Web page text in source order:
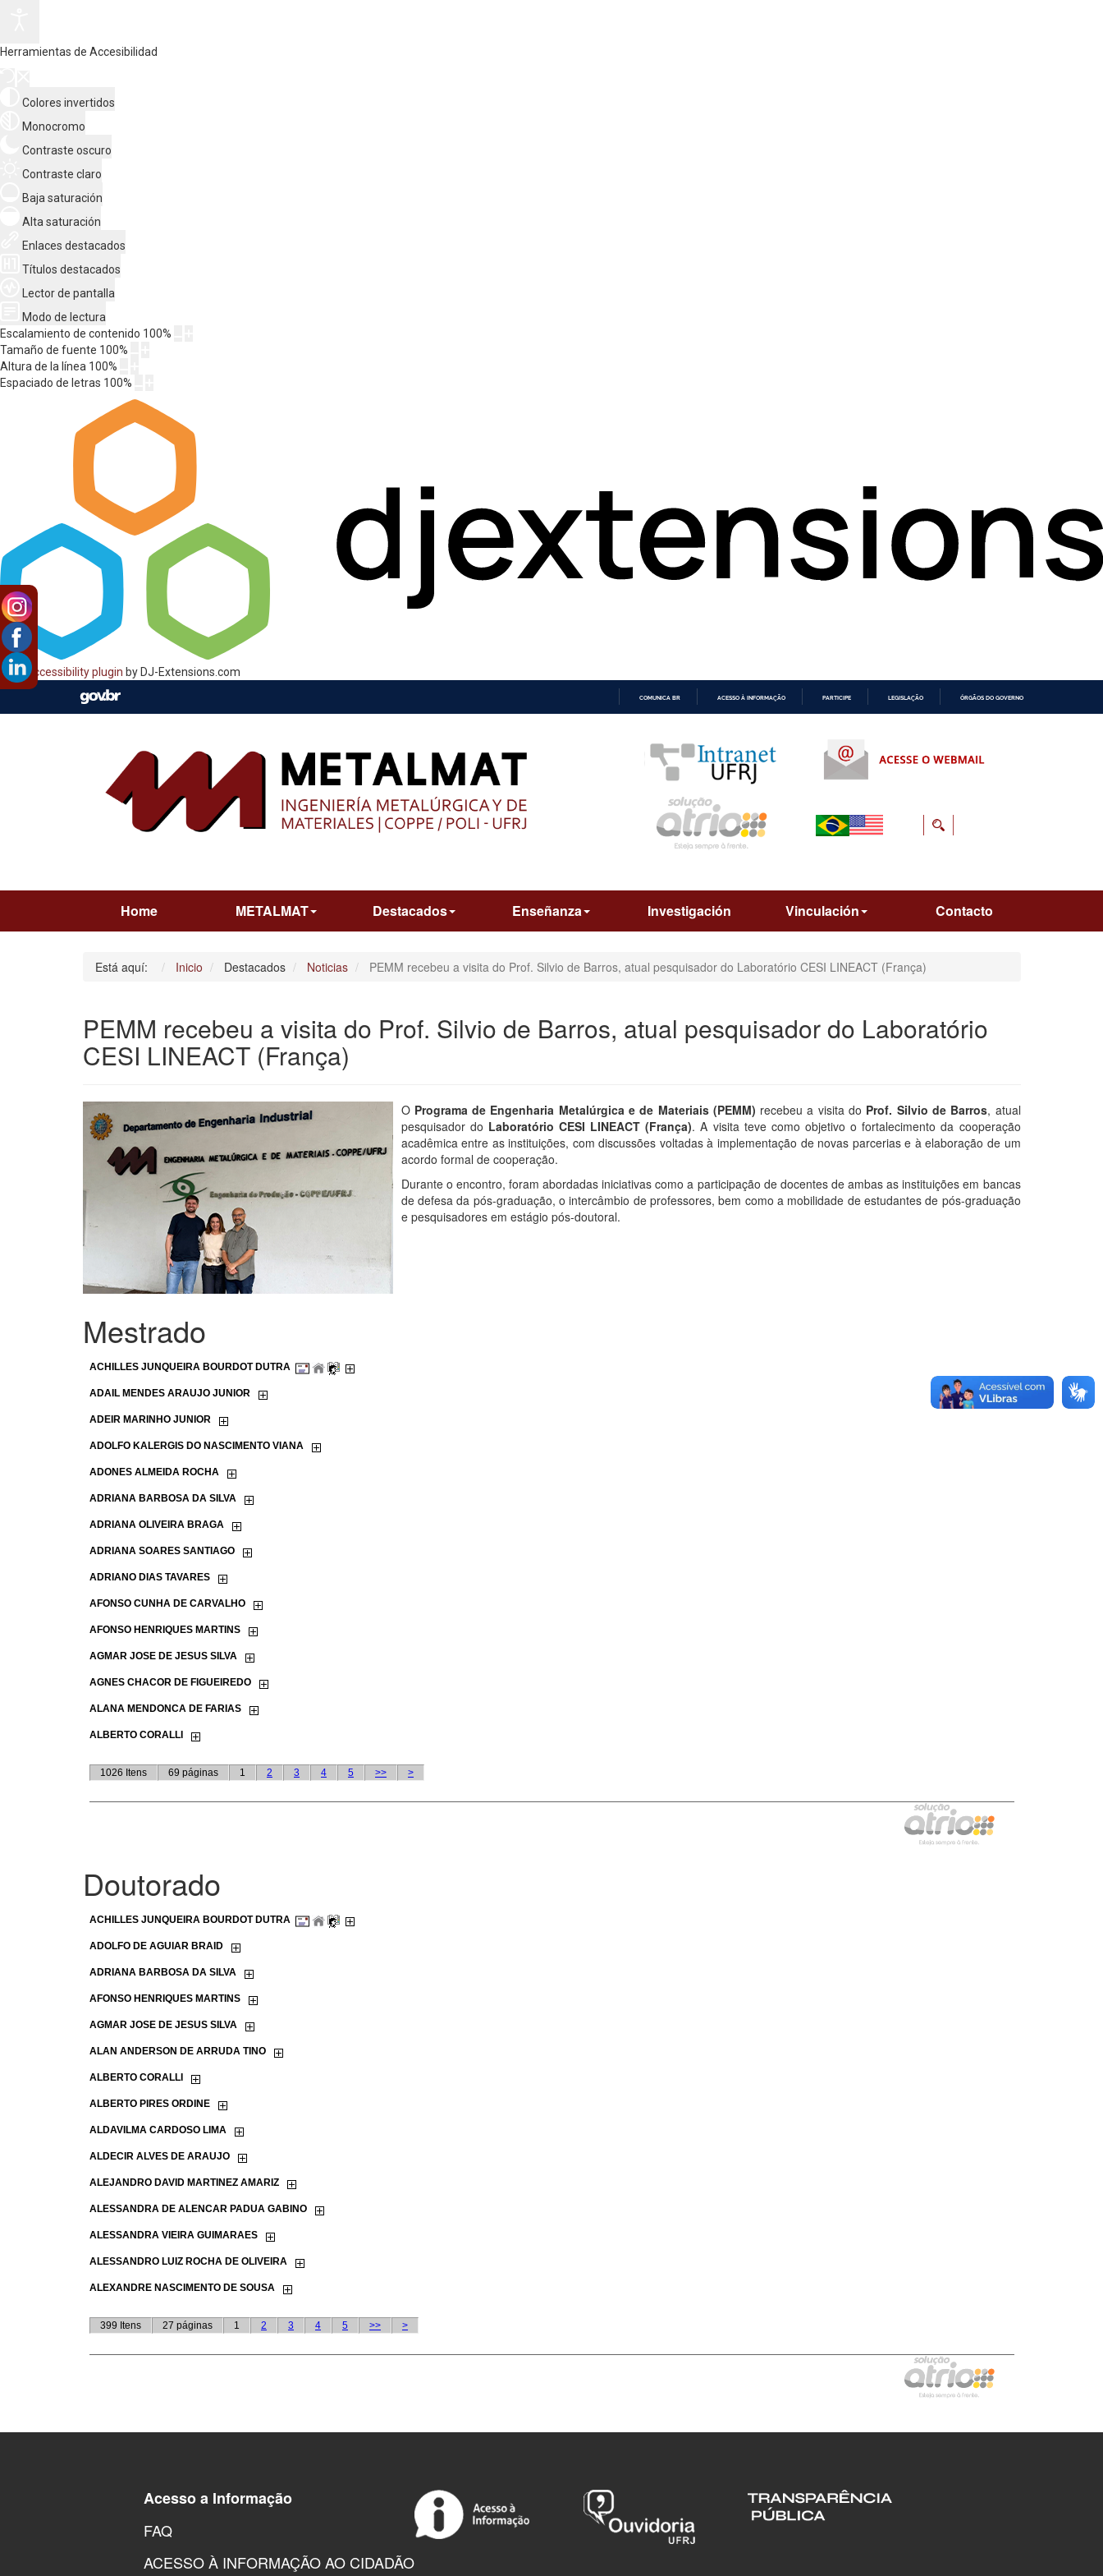
Herramientas de Accesibilidad
Colores invertidos
Monocromo
Contraste oscuro
Contraste claro
Baja saturación
Alta saturación
Enlaces destacados
Títulos destacados
Lector de pantalla
Modo de lectura
Escalamiento de contenido 100%
Tamaño de fuente 100%
Altura de la línea 100%
Espaciado de letras 100%
Web Accessibility plugin by DJ-Extensions.com
COMUNICA BR ACESSO À INFORMAÇÃO PARTICIPE LEGISLAÇÃO ÓRGÃOS DO GOVERNO
Home METALMAT Destacados Enseñanza Investigación Vinculación Contacto
Está aquí: Inicio Destacados Noticias PEMM recebeu a visita do Prof. Silvio de Barros, atual pesquisador do Laboratório CESI LINEACT (França)
PEMM recebeu a visita do Prof. Silvio de Barros, atual pesquisador do Laboratório
CESI LINEACT (França)
O Programa de Engenharia Metalúrgica e de Materiais (PEMM) recebeu a visita do Prof. Silvio de Barros, atual
pesquisador do Laboratório CESI LINEACT (França). A visita teve como objetivo o fortalecimento da cooperação
acadêmica entre as instituições, com discussões voltadas à implementação de novas parcerias e à elaboração de um
acordo formal de cooperação.
Durante o encontro, foram abordadas iniciativas como a participação de docentes de ambas as instituições em bancas
de defesa da pós-graduação, o intercâmbio de professores, bem como a mobilidade de estudantes de pós-graduação
e pesquisadores em estágio pós-doutoral.
Mestrado
Doutorado
Acesso a Informação
FAQ
ACESSO À INFORMAÇÃO AO CIDADÃO